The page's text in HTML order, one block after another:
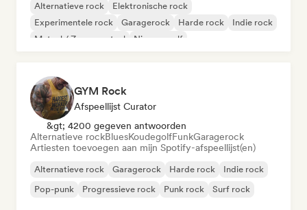
Alternatieve rock
Elektronische rock
Experimentele rock
Garagerock Harde rock
Indie rock
Metaal / Zwaar metaal
Nieuwe golf
GYM Rock
Afspeellijst Curator
&gt; 4200 gegeven antwoorden
Alternatieve rockBluesKoudegolfFunkGaragerock
Artiesten toevoegen aan mijn Spotify-afspeellijst(en)
Alternatieve rock Garagerock Harde rock
Indie rock
Pop-punk
Progressieve rock Punk rock Surf rock